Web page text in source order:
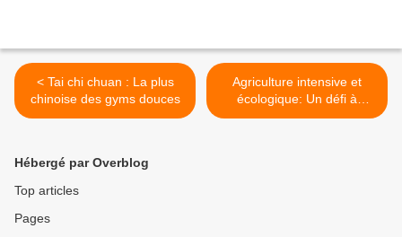
< Tai chi chuan : La plus
chinoise des gyms douces
Agriculture intensive et
écologique: Un défi à
réaliser >
Hébergé par Overblog
Top articles
Pages